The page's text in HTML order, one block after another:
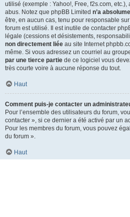
utilisé (exemple : Yahoo!, Free, f2s.com,
abus. Notez que phpBB Limited n’a
être, en aucun cas, tenu pour responsable sur
forum est utilisé. Il est inutile de contacter
légale (cessions et désistements,
non directement liée au site Internet
même. Si vous adressez un courriel au
par une tierce partie de ce logiciel vous
très courte voire à aucune réponse du tout.
Haut
Comment puis-je contacter un
Pour l’ensemble des utilisateurs du forum,
contacter », si ce dernier a été activé par un
Pour les membres du forum, vous pouvez
du forum ».
Haut